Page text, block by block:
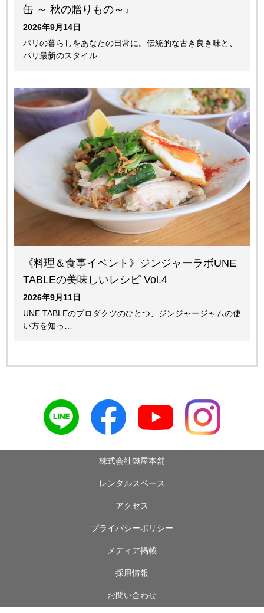
缶 ～ 秋の贈りもの～』
2026年9月14日
パリの暮らしをあなたの日常に。伝統的な古き良き味と、
パリ最新のスタイル…
《料理＆食事イベント》ジンジャーラボUNE
TABLEの美味しいレシピ Vol.4
2026年9月11日
UNE TABLEのプロダクツのひとつ、ジンジャージャムの使
い方を知っ…
株式会社錢屋本舗
レンタルスペース
アクセス
プライバシーポリシー
メディア掲載
採用情報
お問い合わせ